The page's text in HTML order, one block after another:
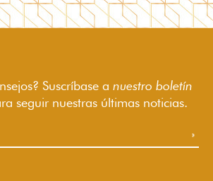
Suscríbase a nuestro boletín
seguir nuestras últimas noticias.